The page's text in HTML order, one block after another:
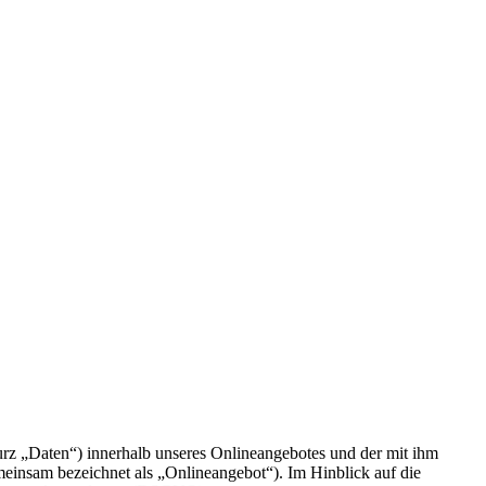
„Daten“) innerhalb unseres Onlineangebotes und der mit ihm
bezeichnet als „Onlineangebot“). Im Hinblick auf die